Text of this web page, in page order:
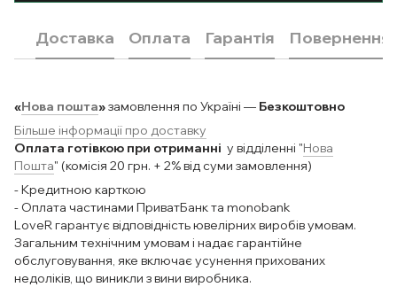
Доставка Оплата Гарантія Повернення
«Нова пошта»замовлення по Україні — Безкоштовно
Більше інформації про доставку
Оплата готівкою при отриманні у відділенні "Нова
Пошта" (комісія 20 грн. + 2% від суми замовлення)
- Кредитною карткою
- Оплата частинами ПриватБанк та monobank
LoveR гарантує відповідність ювелірних виробів умовам.
Загальним технічним умовам і надає гарантійне
обслуговування, яке включає усунення прихованих
недоліків, що виникли з вини виробника.